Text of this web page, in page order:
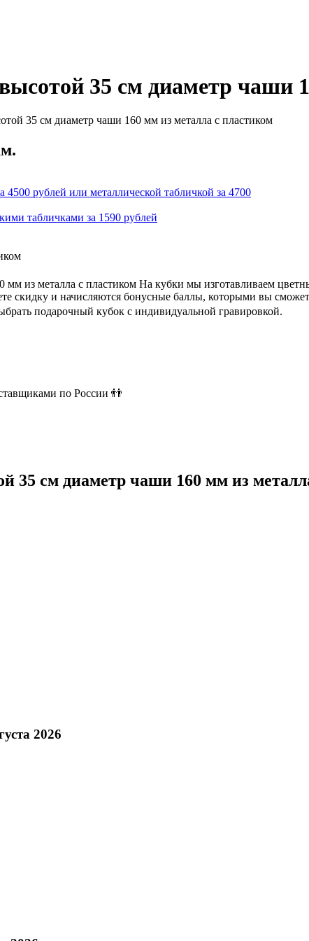
35 см диаметр чаши
35 см диаметр чаши 160 мм из металла с пластиком
рублей или металлической табличкой за 4700
табличками за 1590 рублей
из металла с пластиком На кубки мы изготавливаем
скидку и начисляются бонусные баллы, которыми вы
подарочный кубок с индивидуальной гравировкой.
по России 👬
35 см диаметр чаши 160 мм из
2026